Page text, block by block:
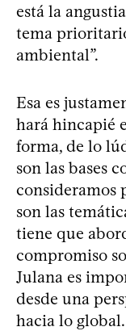
está la
tema
ambiental”.
Esa es
hará hincapié
forma, de lo
son las bases
consideramos
son las
tiene que
compromiso
Julana es
desde una
hacia lo